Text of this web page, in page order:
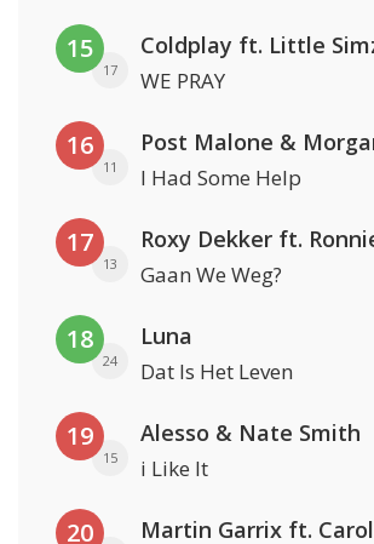
15
17 WE PRAY
16
11
Post Malone &
I Had Some Help
17
13
Roxy Dekker ft.
Gaan We Weg?
18
24
Luna
Dat Is Het Leven
19
15
Alesso & Nate Smith
i Like It
20 Martin Garrix ft.